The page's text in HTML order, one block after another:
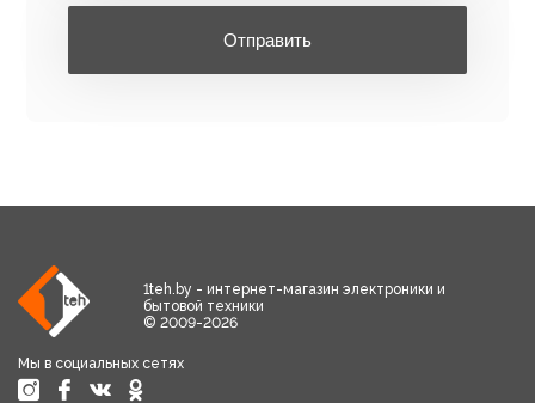
Отправить
1teh.by - интернет-магазин электроники и
бытовой техники
© 2009-2026
Мы в социальных сетях